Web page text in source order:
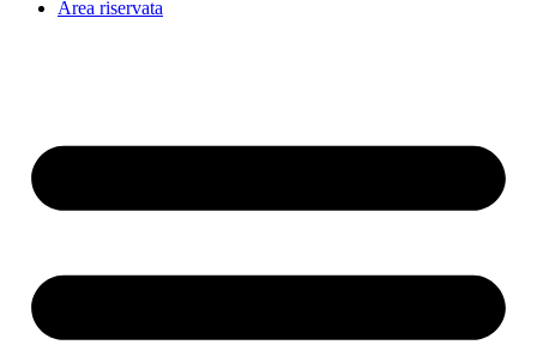
Area riservata